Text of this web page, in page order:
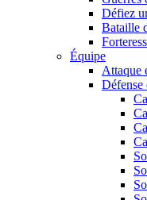
Défiez
Bataille
Équipe
Attaque
Défense